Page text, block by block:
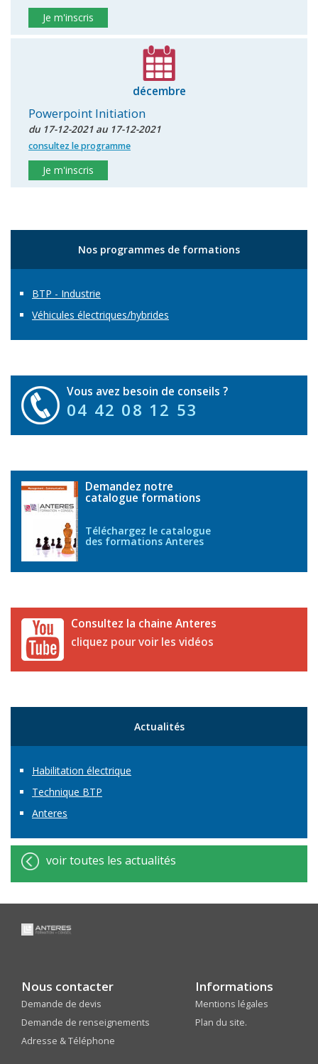
Je m'inscris
décembre
Powerpoint Initiation
du 17-12-2021 au 17-12-2021
consultez le programme
Je m'inscris
Nos programmes de formations
BTP - Industrie
Véhicules électriques/hybrides
Vous avez besoin de conseils ?
04 42 08 12 53
Demandez notre
catalogue formations
Téléchargez le catalogue
des formations Anteres
Consultez la chaine Anteres
cliquez pour voir les vidéos
Actualités
Habilitation électrique
Technique BTP
Anteres
voir toutes les actualités
Nous contacter
Demande de devis
Demande de renseignements
Adresse & Téléphone
Informations
Mentions légales
Plan du site.